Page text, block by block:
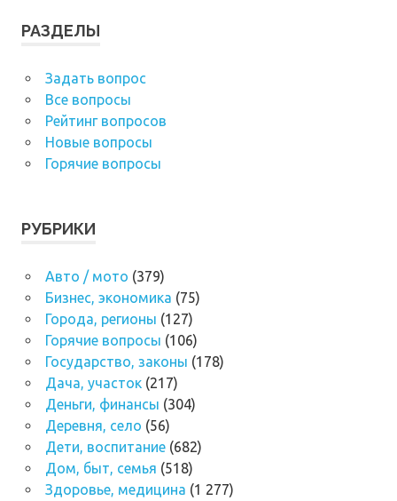
РАЗДЕЛЫ
Задать вопрос
Все вопросы
Рейтинг вопросов
Новые вопросы
Горячие вопросы
РУБРИКИ
Авто / мото (379)
Бизнес, экономика (75)
Города, регионы (127)
Горячие вопросы (106)
Государство, законы (178)
Дача, участок(217)
Деньги, финансы (304)
Деревня, село (56)
Дети, воспитание(682)
Дом, быт, семья (518)
Здоровье, медицина (1 277)